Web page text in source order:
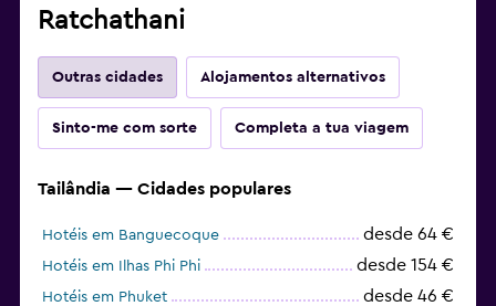
Ratchathani
Outras cidades Alojamentos alternativos
Sinto-me com sorte Completa a tua viagem
Tailândia — Cidades populares
Hotéis em Banguecoque desde 64 €
Hotéis em Ilhas Phi Phi desde 154 €
Hotéis em Phuket desde 46 €